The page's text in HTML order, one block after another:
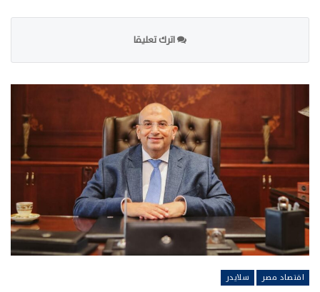
اترك تعليقا
اقتصاد مصر سلايدر